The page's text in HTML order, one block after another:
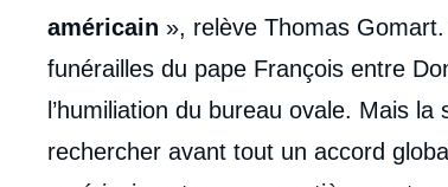
américain », relève Thomas
funérailles du pape François entre
l’humiliation du bureau ovale. Mais
rechercher avant tout un accord